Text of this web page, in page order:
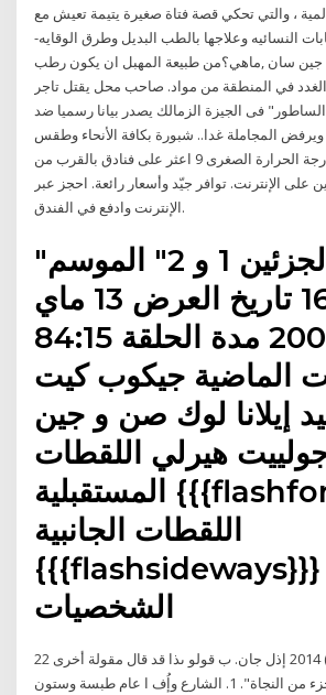
، والتي تحكي قصة فتاة صغيرة يتيمة تعيش مع
النسائيه وعلاجها بالطب البديل وطرق الوقايه-
جين سان ,ماهي؟من طبيعة المهبل ان يكون رطب
في المنطقة من مواد. صاحب محل يقتل تاجر
فى الجيزة الزمالك يصدر بيانا رسميا ضد
المجاملة غدا.. شبورة بكافة الأنحاء وطقس
معتدل على القاهرة و درجة الحرارة الصغرى 9 اعثر على فنادق بالقرب من
على الإنترنت. توافر جيّد وأسعار رائعة. احجز عبر
الإنترنت وادفع في الفندق.
"الحادثة، الجزئين 1 و 2" الموسم
الحلقة 5 16 تاريخ العرض 13 ماي
2009 مدة الحلقة 84:15
الماضية جيكوب كيت
إيلانا لوك صن و جين
هيرلي اللقطات
المستقبلية {{{flashforward}}}
اللقطات الجانبية
{{{flashsideways}}}
الشخصيات
22 كانون الثاني (يناير) 2014 إذل جان. ب قولو ىذا قد قال مقولة أخرى
ىي:". يف اؼبخاطرة جزء من النجاة". 1. الشارع وإُف ا عام طبسة وستون